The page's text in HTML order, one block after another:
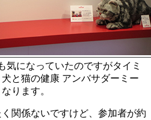
気になっていたのですがタイミ
と猫の健康 アンバサダーミー
ります。
関係ないですけど、参加者が約